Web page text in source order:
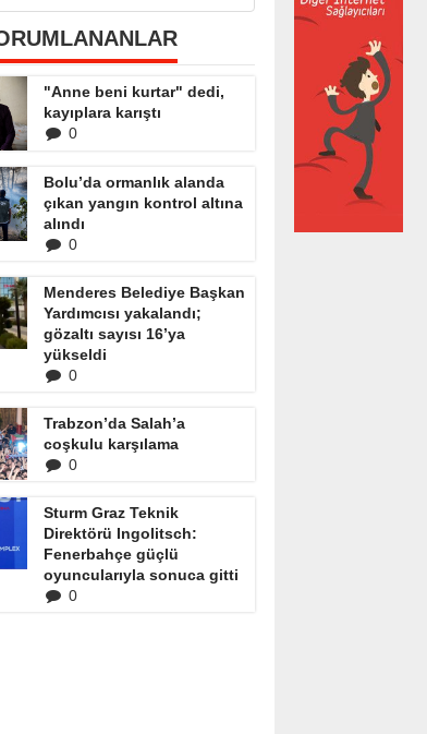
"Anne beni kurtar" dedi,
kayıplara karıştı
0
Bolu’da ormanlık alanda
çıkan yangın kontrol altına
alındı
0
Menderes Belediye Başkan
Yardımcısı yakalandı;
gözaltı sayısı 16’ya
yükseldi
0
Trabzon’da Salah’a
coşkulu karşılama
0
Sturm Graz Teknik
Direktörü Ingolitsch:
Fenerbahçe güçlü
oyuncularıyla sonuca gitti
0